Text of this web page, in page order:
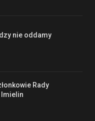
nie oddamy
Rady
Imielin